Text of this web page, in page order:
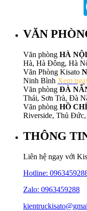
VĂN
Văn phòng HÀ NỘI
Hà, Hà Đông, Hà
Văn Phòng Kisato
Ninh Bình Xem
Văn phòng ĐÀ
Thái, Sơn Trà, Đà
Văn phòng HỒ
Riverside, Thủ
THÔNG
Liên hệ ngay với
Hotline:
Zalo: 0963459288